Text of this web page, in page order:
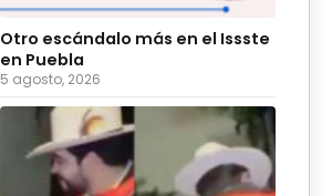
Otro escándalo más en el Issste
en Puebla
5 agosto, 2026